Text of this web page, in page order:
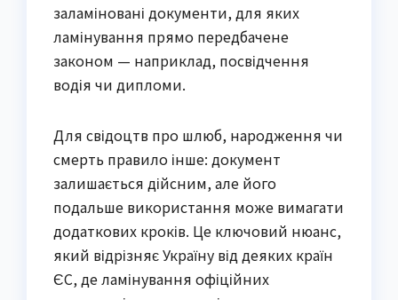
заламіновані документи, для яких
ламінування прямо передбачене
законом — наприклад, посвідчення
водія чи дипломи.
Для свідоцтв про шлюб, народження чи
смерть правило інше: документ
залишається дійсним, але його
подальше використання може вимагати
додаткових кроків. Це ключовий нюанс,
який відрізняє Україну від деяких країн
ЄС, де ламінування офіційних